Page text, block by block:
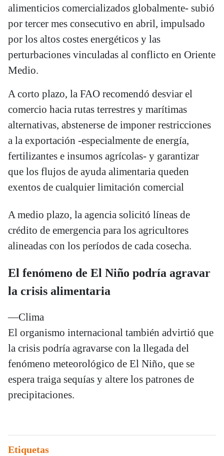
alimenticios comercializados globalmente- subió
por tercer mes consecutivo en abril, impulsado
por los altos costes energéticos y las
perturbaciones vinculadas al conflicto en Oriente
Medio.
A corto plazo, la FAO recomendó desviar el
comercio hacia rutas terrestres y marítimas
alternativas, abstenerse de imponer restricciones
a la exportación -especialmente de energía,
fertilizantes e insumos agrícolas- y garantizar
que los flujos de ayuda alimentaria queden
exentos de cualquier limitación comercial
A medio plazo, la agencia solicitó líneas de
crédito de emergencia para los agricultores
alineadas con los períodos de cada cosecha.
El fenómeno de El Niño podría agravar
la crisis alimentaria
—Clima
El organismo internacional también advirtió que
la crisis podría agravarse con la llegada del
fenómeno meteorológico de El Niño, que se
espera traiga sequías y altere los patrones de
precipitaciones.
Etiquetas